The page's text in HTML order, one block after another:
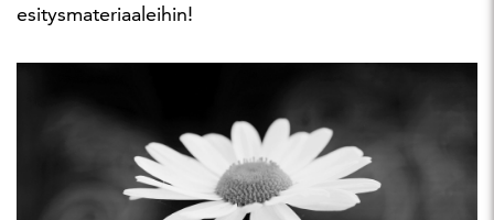
esitysmateriaaleihin!